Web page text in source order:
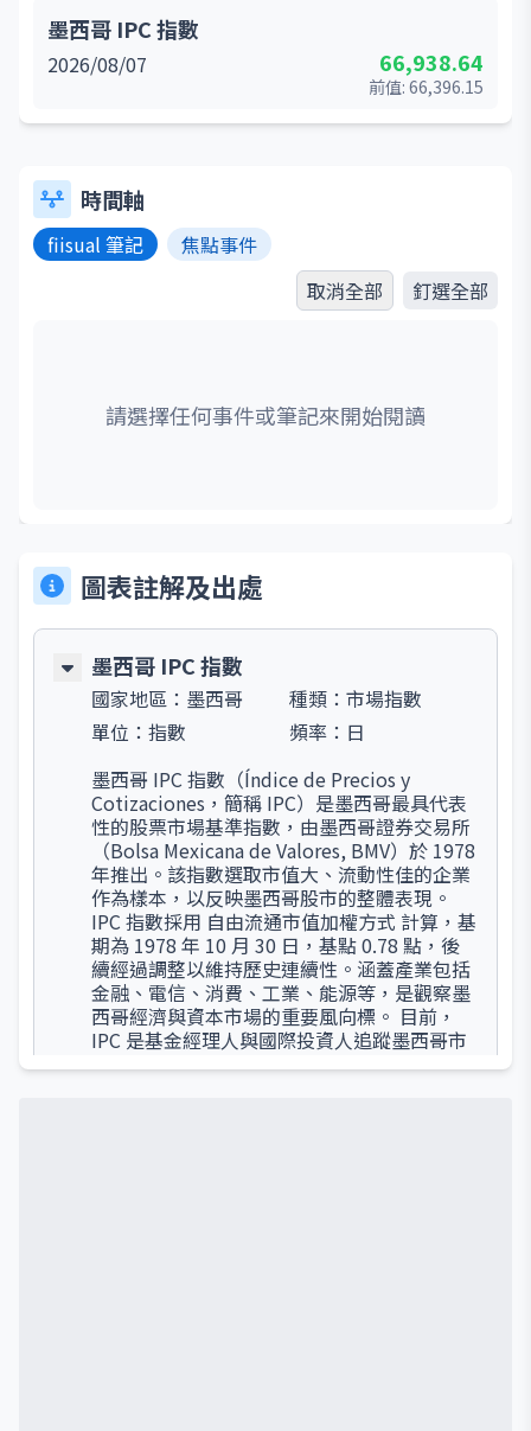
墨西哥 IPC 指數
2026/08/07 66,938.64
前值: 66,396.15
時間軸
fiisual 筆記
焦點事件
取消全部
釘選全部
請選擇任何事件或筆記來開始閱讀
圖表註解及出處
墨西哥 IPC 指數
國家地區： 墨西哥 種類： 市場指數
單位： 指數 頻率： 日
墨西哥 IPC 指數（Índice de Precios y
Cotizaciones，簡稱 IPC）是墨西哥最具代表
性的股票市場基準指數，由墨西哥證券交易所
（Bolsa Mexicana de Valores, BMV）於 1978
年推出。該指數選取市值大、流動性佳的企業
作為樣本，以反映墨西哥股市的整體表現。
IPC 指數採用 自由流通市值加權方式 計算，基
期為 1978 年 10 月 30 日，基點 0.78 點，後
續經過調整以維持歷史連續性。涵蓋產業包括
金融、電信、消費、工業、能源等，是觀察墨
西哥經濟與資本市場的重要風向標。 目前，
IPC 是基金經理人與國際投資人追蹤墨西哥市
場的核心基準，亦被廣泛用於 ETF、期貨及其